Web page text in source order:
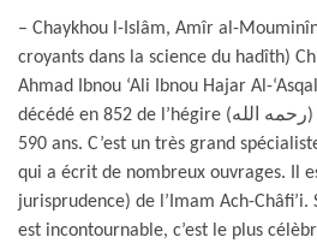
– Chaykhou l-Islâm, Amîr al-
croyants dans la science du hadîth)
Ahmad Ibnou ‘Ali Ibnou Hajar Al-
décédé en 852 de l’hégire (رحمه الله) c’est-à-dire il y a plus de
590 ans. C’est un très grand
qui a écrit de nombreux ouvrages. Il
jurisprudence) de l’Imam Ach-
est incontournable, c’est le plus